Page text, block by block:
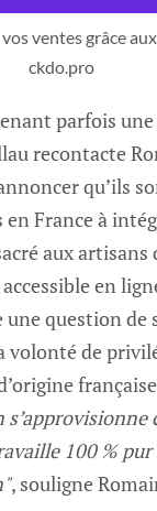
ventes grâce
ckdo.pro
parfois
recontacte
qu’ils
France à
aux
en
une question
volonté de
s’approvisionne
100 %
, souligne